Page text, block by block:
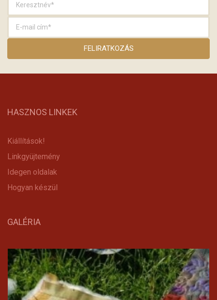
HASZNOS LINKEK
Kiállítások!
Linkgyüjtemény
Idegen oldalak
Hogyan készül
GALÉRIA